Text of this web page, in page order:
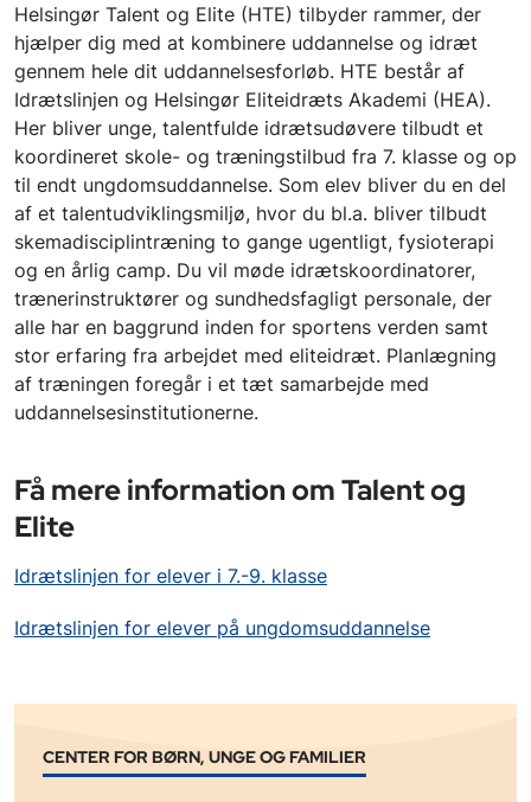
Helsingør Talent og Elite (HTE) tilbyder rammer, der
hjælper dig med at kombinere uddannelse og idræt
gennem hele dit uddannelsesforløb. HTE består af
Idrætslinjen og Helsingør Eliteidræts Akademi (HEA).
Her bliver unge, talentfulde idrætsudøvere tilbudt et
koordineret skole- og træningstilbud fra 7. klasse og op
til endt ungdomsuddannelse. Som elev bliver du en del
af et talentudviklingsmiljø, hvor du bl.a. bliver tilbudt
skemadisciplintræning to gange ugentligt, fysioterapi
og en årlig camp. Du vil møde idrætskoordinatorer,
trænerinstruktører og sundhedsfagligt personale, der
alle har en baggrund inden for sportens verden samt
stor erfaring fra arbejdet med eliteidræt. Planlægning
af træningen foregår i et tæt samarbejde med
uddannelsesinstitutionerne.
Få mere information om Talent og
Elite
Idrætslinjen for elever i 7.-9. klasse
Idrætslinjen for elever på ungdomsuddannelse
CENTER FOR BØRN, UNGE OG FAMILIER